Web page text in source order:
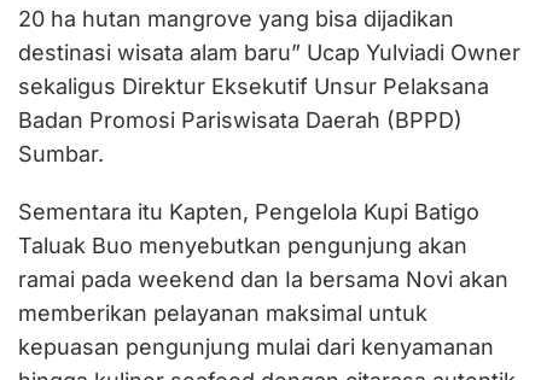
20 ha hutan mangrove yang bisa dijadikan
destinasi wisata alam baru” Ucap Yulviadi Owner
sekaligus Direktur Eksekutif Unsur Pelaksana
Badan Promosi Pariswisata Daerah (BPPD)
Sumbar.
Sementara itu Kapten, Pengelola Kupi Batigo
Taluak Buo menyebutkan pengunjung akan
ramai pada weekend dan Ia bersama Novi akan
memberikan pelayanan maksimal untuk
kepuasan pengunjung mulai dari kenyamanan